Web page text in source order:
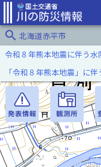
search 北海道赤平市